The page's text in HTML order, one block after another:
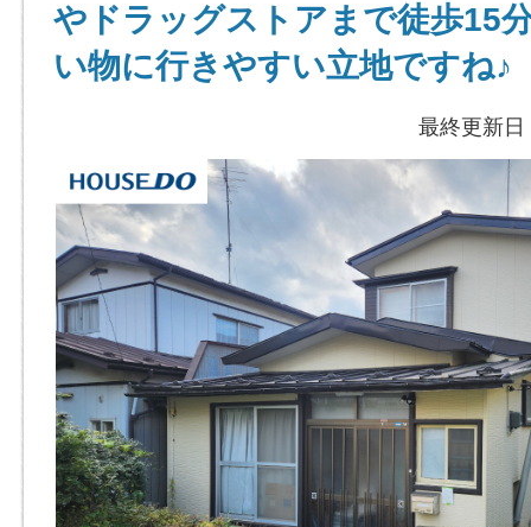
やドラッグストアまで徒歩15
い物に行きやすい立地ですね♪
最終更新